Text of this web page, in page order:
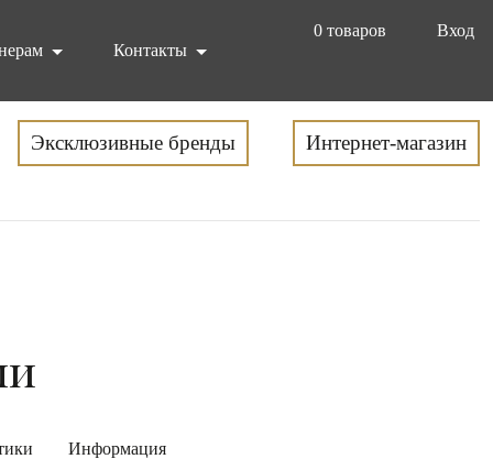
0 товаров
Вход
Контакты
Эксклюзивные бренды Интернет-магазин
Информация